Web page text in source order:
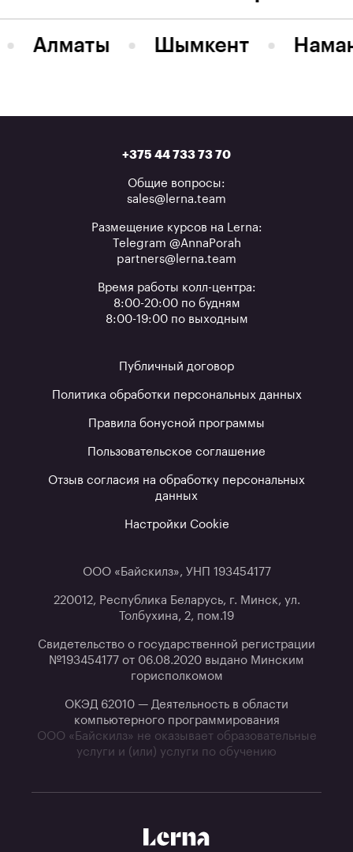
Алматы Шымкент
+375 44 733 73 70
Общие вопросы:
sales@lerna.team
Размещение курсов на Lerna:
Telegram @AnnaPorah
partners@lerna.team
Время работы колл-центра:
8:00-20:00 по будням
8:00-19:00 по выходным
Публичный договор
Политика обработки персональных данных
Правила бонусной программы
Пользовательское соглашение
Отзыв согласия на обработку персональных
данных
Настройки Cookie
ООО «Байскилз», УНП 193454177
220012, Республика Беларусь, г. Минск, ул.
Толбухина, 2, пом.19
Свидетельство о государственной регистрации
№193454177 от 06.08.2020 выдано Минским
горисполкомом
ОКЭД 62010 — Деятельность в области
компьютерного программирования
ООО «Байскилз» не оказывает образовательные
услуги и (или) услуги по обучению